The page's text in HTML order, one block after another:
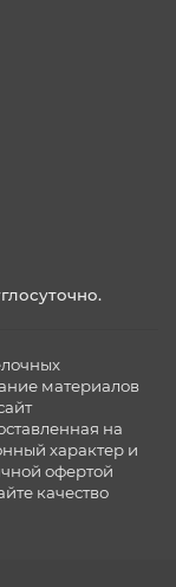
материалов
на
характер и
офертой